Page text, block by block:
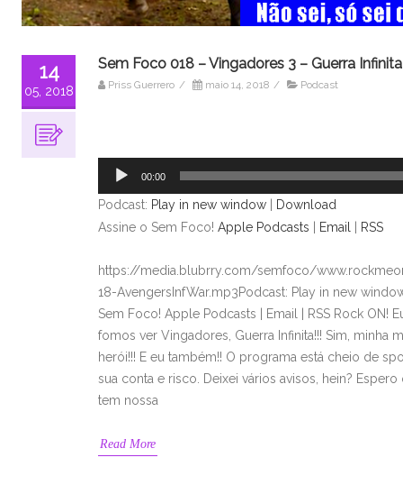
14
05, 2018
Sem Foco 018 – Vingadores 3 – Guerra
Priss Guerrero / maio 14, 2018 / Podcast
áudio
00:00
Podcast: Play in new window
Download
Assine o Sem Foco! Apple Podcasts Email RSS
https://media.blubrry.com/semfoco/
18-AvengersInfWar.mp3Podcast: Play in new
Sem Foco! Apple Podcasts | Email | RSS Rock ON!
fomos ver Vingadores, Guerra Infinita!!! Sim, minha
herói!!! E eu também!! O programa está cheio de
sua conta e risco. Deixei vários avisos, hein?
tem nossa
Read More